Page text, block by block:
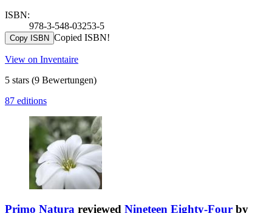
ISBN:
978-3-548-03253-5
Copy ISBN Copied ISBN!
View on Inventaire
5 stars (9 Bewertungen)
87 editions
Primo Natura reviewed Nineteen Eighty-Four by